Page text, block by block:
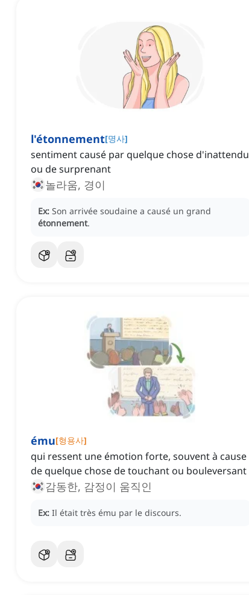
l'étonnement[명사]
sentiment causé par quelque chose d'inattendu
ou de surprenant
놀라움, 경이
Ex: Son arrivée soudaine a causé un grand
étonnement.
ému[형용사]
qui ressent une émotion forte, souvent à cause
de quelque chose de touchant ou bouleversant
감동한, 감정이 움직인
Ex: Il était très ému par le discours.